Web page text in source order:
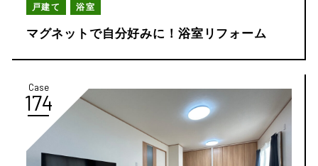
戸建て 浴室
マグネットで自分好みに！浴室リフォーム
Case
174